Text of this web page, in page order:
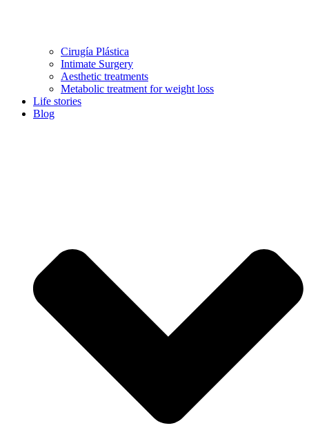
Cirugía Plástica
Intimate Surgery
Aesthetic treatments
Metabolic treatment for weight loss
Life stories
Blog